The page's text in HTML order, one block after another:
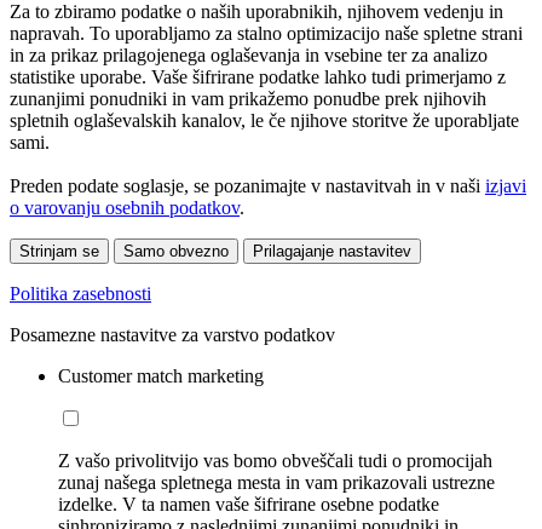
Za to zbiramo podatke o naših uporabnikih, njihovem vedenju in
napravah. To uporabljamo za stalno optimizacijo naše spletne strani
in za prikaz prilagojenega oglaševanja in vsebine ter za analizo
statistike uporabe. Vaše šifrirane podatke lahko tudi primerjamo z
zunanjimi ponudniki in vam prikažemo ponudbe prek njihovih
spletnih oglaševalskih kanalov, le če njihove storitve že uporabljate
sami.
Preden podate soglasje, se pozanimajte v nastavitvah in v naši izjavi
o varovanju osebnih podatkov.
Strinjam se Samo obvezno Prilagajanje nastavitev
Politika zasebnosti
Posamezne nastavitve za varstvo podatkov
Customer match marketing
Z vašo privolitvijo vas bomo obveščali tudi o promocijah
zunaj našega spletnega mesta in vam prikazovali ustrezne
izdelke. V ta namen vaše šifrirane osebne podatke